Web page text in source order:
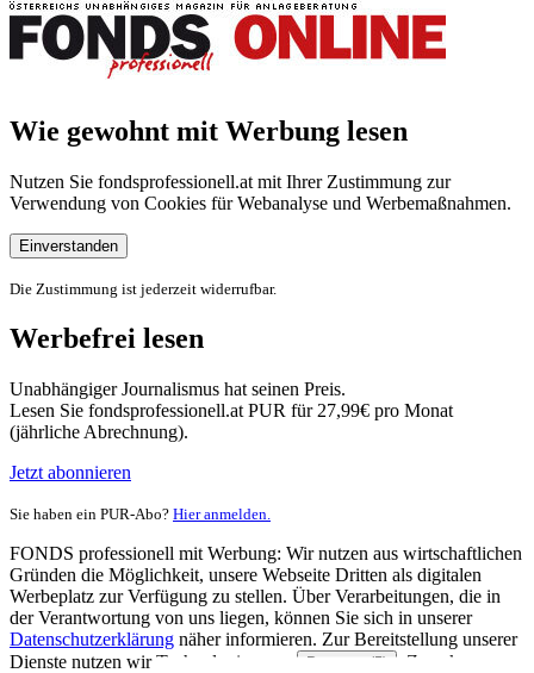
Wie gewohnt mit Werbung lesen
Nutzen Sie fondsprofessionell.at mit Ihrer Zustimmung zur
Verwendung von Cookies für Webanalyse und Werbemaßnahmen.
Einverstanden
Die Zustimmung ist jederzeit widerrufbar.
Werbefrei lesen
Unabhängiger Journalismus hat seinen Preis.
Lesen Sie fondsprofessionell.at PUR für 27,99€ pro Monat
(jährliche Abrechnung).
Jetzt abonnieren
Sie haben ein PUR-Abo? Hier anmelden.
FONDS professionell mit Werbung: Wir nutzen aus wirtschaftlichen
Gründen die Möglichkeit, unsere Webseite Dritten als digitalen
Werbeplatz zur Verfügung zu stellen. Über Verarbeitungen, die in
der Verantwortung von uns liegen, können Sie sich in unserer
Datenschutzerklärung näher informieren. Zur Bereitstellung unserer
Dienste nutzen wir Technologien von
Partnern (5)
. Zwecke: